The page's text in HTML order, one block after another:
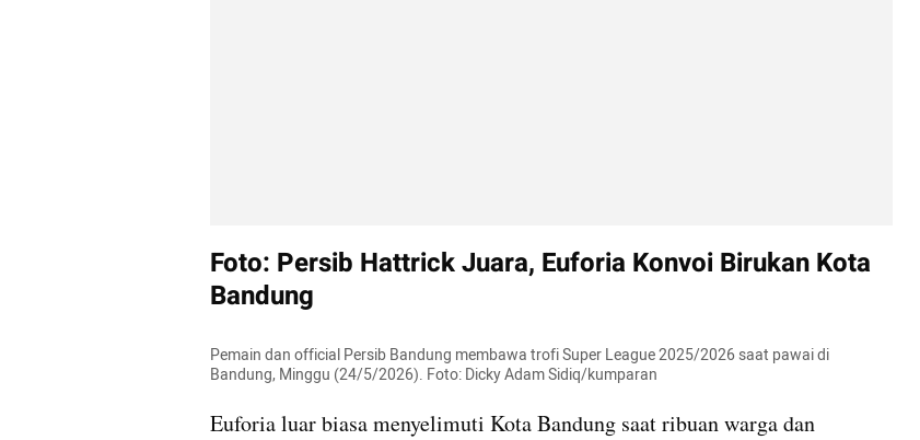
Foto: Persib Hattrick Juara, Euforia Konvoi Birukan Kota
Bandung
Pemain dan official Persib Bandung membawa trofi Super League 2025/2026 saat pawai di
Bandung, Minggu (24/5/2026). Foto: Dicky Adam Sidiq/kumparan
Euforia luar biasa menyelimuti Kota Bandung saat ribuan warga dan